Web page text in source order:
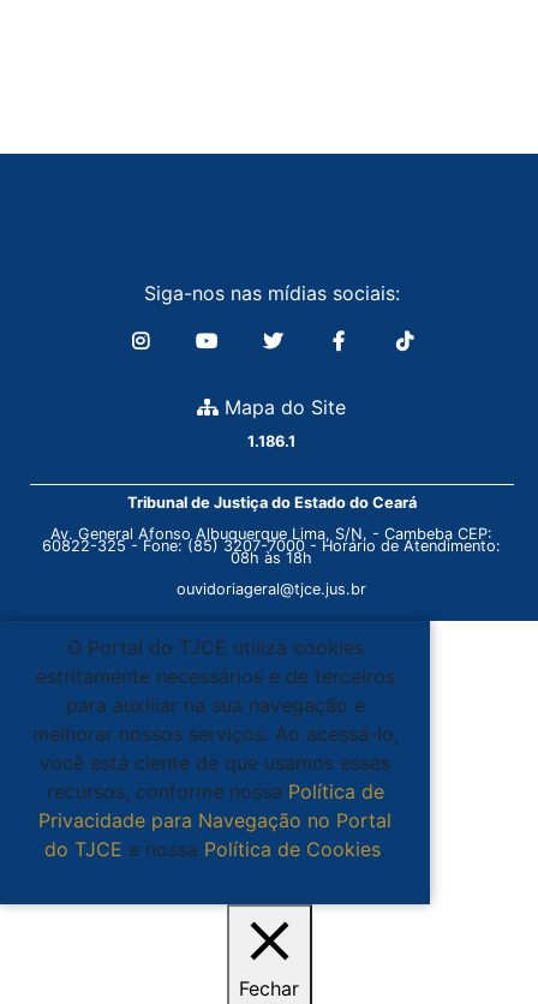
Siga-nos nas mídias sociais:
Mapa do Site
1.186.1
Tribunal de Justiça do Estado do Ceará
Av. General Afonso Albuquerque Lima, S/N. - Cambeba CEP:
60822-325 - Fone: (85) 3207-7000 - Horário de Atendimento:
08h às 18h
ouvidoriageral@tjce.jus.br
O Portal do TJCE utiliza cookies
estritamente necessários e de terceiros
para auxiliar na sua navegação e
melhorar nossos serviços. Ao acessá-lo,
você está ciente de que usamos esses
recursos, conforme nossa Política de
Privacidade para Navegação no Portal
do TJCE e nossa Política de Cookies.
Fechar